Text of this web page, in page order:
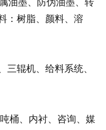
：树脂、颜料、溶
三辊机、给料系统、
桶、内衬、咨询、媒